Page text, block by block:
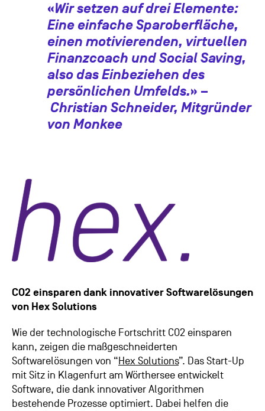
«Wir setzen auf drei Elemente:
Eine einfache Sparoberfläche,
einen motivierenden, virtuellen
Finanzcoach und Social Saving,
also das Einbeziehen des
persönlichen Umfelds.» –
Christian Schneider, Mitgründer
von Monkee
CO2 einsparen dank innovativer Softwarelösungen
von Hex Solutions
Wie der technologische Fortschritt CO2 einsparen
kann, zeigen die maßgeschneiderten
Softwarelösungen von “Hex Solutions”. Das Start-Up
mit Sitz in Klagenfurt am Wörthersee entwickelt
Software, die dank innovativer Algorithmen
bestehende Prozesse optimiert. Dabei helfen die